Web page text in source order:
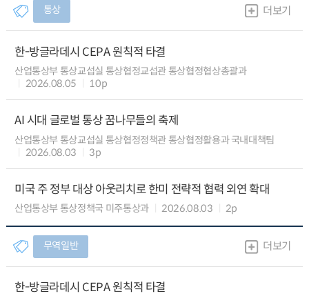
통상 더보기
한-방글라데시 CEPA 원칙적 타결
산업통상부 통상교섭실 통상협정교섭관 통상협정협상총괄과
2026.08.05
10p
AI 시대 글로벌 통상 꿈나무들의 축제
산업통상부 통상교섭실 통상협정정책관 통상협정활용과 국내대책팀
2026.08.03
3p
미국 주 정부 대상 아웃리치로 한미 전략적 협력 외연 확대
산업통상부 통상정책국 미주통상과 2026.08.03 2p
무역일반 더보기
한-방글라데시 CEPA 원칙적 타결